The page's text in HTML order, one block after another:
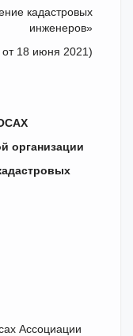
кадастровых
инженеров»
18 июня 2021)
организации
Ассоциации